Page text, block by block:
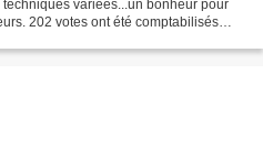
variées...un bonheur pour
202 votes ont été comptabilisés